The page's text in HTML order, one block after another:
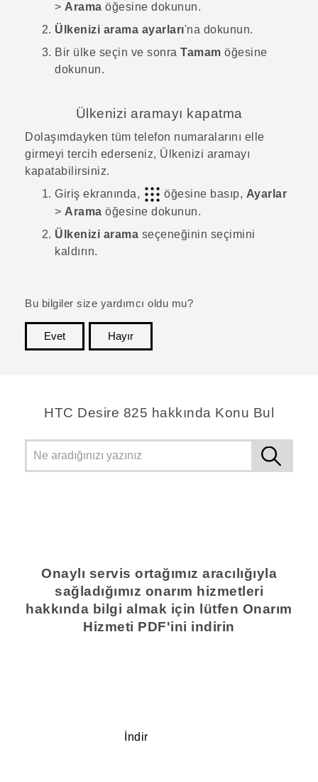
> Arama öğesine dokunun.
Ülkenizi arama ayarları'na dokunun.
Bir ülke seçin ve sonra Tamam öğesine
dokunun.
Ülkenizi aramayı kapatma
Dolaşımdayken tüm telefon numaralarını elle
girmeyi tercih ederseniz, Ülkenizi aramayı
kapatabilirsiniz.
Giriş ekranında, öğesine basıp, Ayarlar
> Arama öğesine dokunun.
Ülkenizi arama seçeneğinin seçimini
kaldırın.
Bu bilgiler size yardımcı oldu mu?
Evet
Hayır
HTC Desire 825 hakkında Konu Bul
Onaylı servis ortağımız aracılığıyla
sağladığımız onarım hizmetleri
hakkında bilgi almak için lütfen Onarım
Hizmeti PDF'ini indirin
İndir